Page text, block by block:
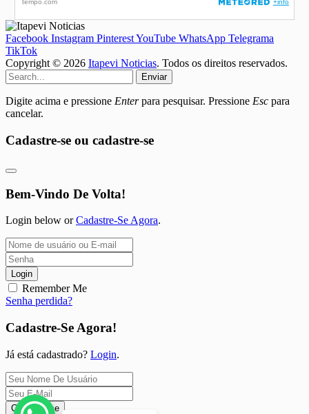
Facebook Instagram PinterestYouTube WhatsApp Telegrama
TikTok
Copyright © 2026 Itapevi Noticias. Todos os direitos reservados.
Enviar
Digite acima e pressione Enterpara pesquisar. Pressione Esc para
cancelar.
Cadastre-se ou cadastre-se
Bem-Vindo De Volta!
Login below orCadastre-Se Agora.
Login
Remember Me
Senha perdida?
Cadastre-Se Agora!
Já está cadastrado? Login.
Cadastre-se